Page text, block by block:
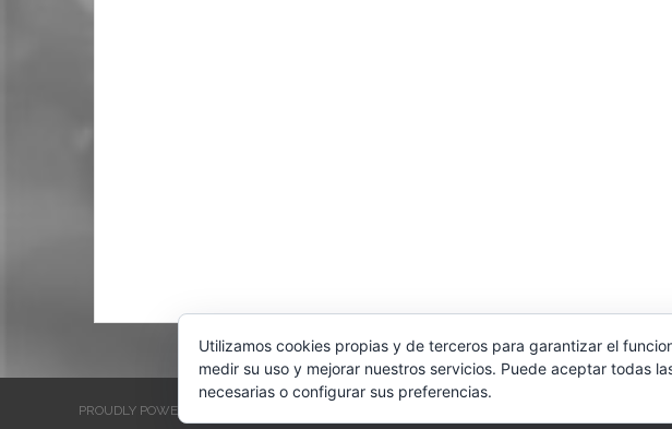
PROUDLY POWERED BY WORDPRESS
Utilizamos cookies propias y de terceros para garantizar el
medir su uso y mejorar nuestros servicios. Puede aceptar todas
necesarias o configurar sus preferencias.